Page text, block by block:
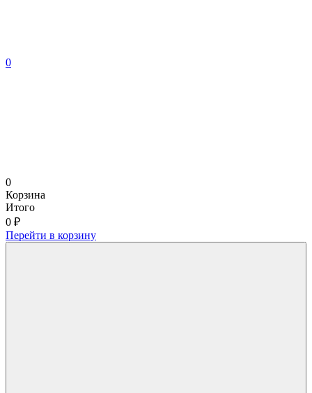
0
0
Корзина
Итого
0 ₽
Перейти в корзину